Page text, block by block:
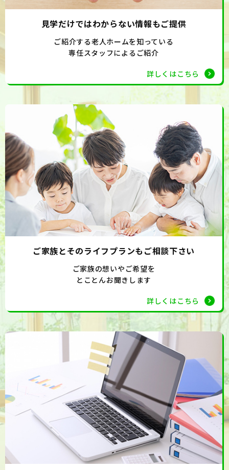
見学だけではわからない情報もご提供
ご紹介する老人ホームを知っている
専任スタッフによるご紹介
詳しくはこちら
ご家族とそのライフプランもご相談下さい
ご家族の想いやご希望を
とことんお聞きします
詳しくはこちら